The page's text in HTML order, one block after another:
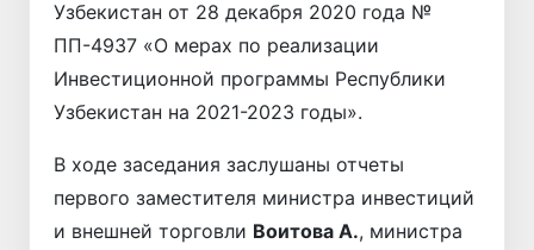
Узбекистан от 28 декабря 2020 года №
ПП-4937 «О мерах по реализации
Инвестиционной программы Республики
Узбекистан на 2021-2023 годы».
В ходе заседания заслушаны отчеты
первого заместителя министра инвестиций
и внешней торговли Воитова А., министра